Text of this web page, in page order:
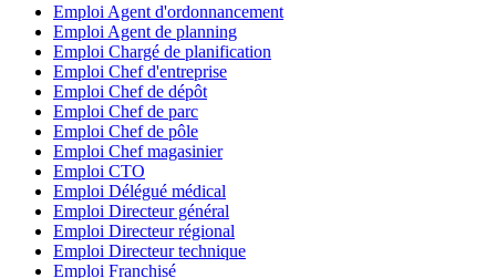
Emploi Agent d'ordonnancement
Emploi Agent de planning
Emploi Chargé de planification
Emploi Chef d'entreprise
Emploi Chef de dépôt
Emploi Chef de parc
Emploi Chef de pôle
Emploi Chef magasinier
Emploi CTO
Emploi Délégué médical
Emploi Directeur général
Emploi Directeur régional
Emploi Directeur technique
Emploi Franchisé